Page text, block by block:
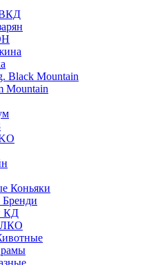
ВКД
Black Mountain
Mountain
Коньяки
КД